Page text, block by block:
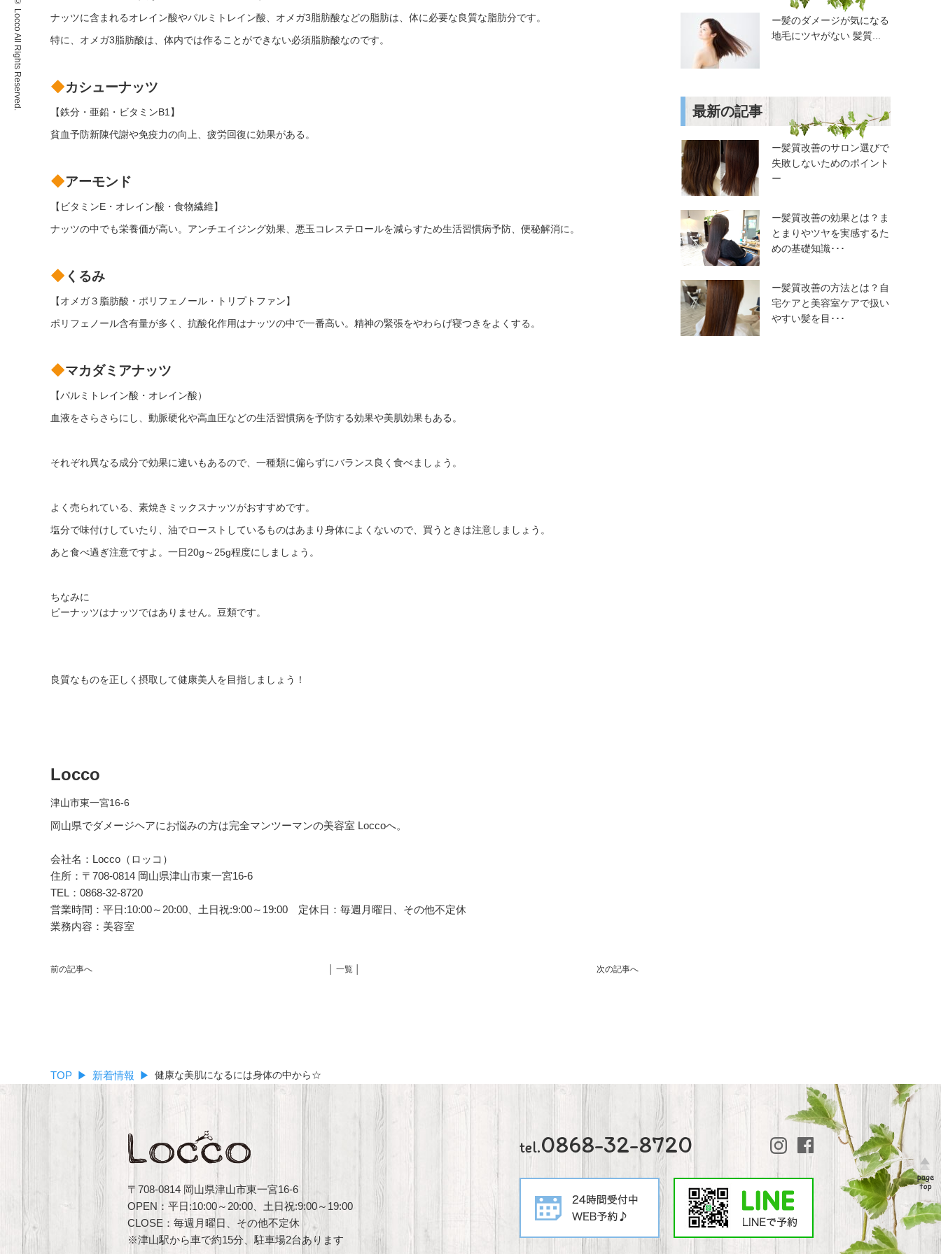
ナッツに含まれるオレイン酸やパルミトレイン酸、オメガ3脂肪酸などの脂肪は、体に必要な良質な脂肪分です。
特に、オメガ3脂肪酸は、体内では作ることができない必須脂肪酸なのです。
カシューナッツ
【鉄分・亜鉛・ビタミンB1】
貧血予防新陳代謝や免疫力の向上、疲労回復に効果がある。
アーモンド
【ビタミンE・オレイン酸・食物繊維】
ナッツの中でも栄養価が高い。アンチエイジング効果、悪玉コレステロールを減らすため生活習慣病予防、便秘解消に。
くるみ
【オメガ３脂肪酸・ポリフェノール・トリプトファン】
ポリフェノール含有量が多く、抗酸化作用はナッツの中で一番高い。精神の緊張をやわらげ寝つきをよくする。
マカダミアナッツ
【パルミトレイン酸・オレイン酸）
血液をさらさらにし、動脈硬化や高血圧などの生活習慣病を予防する効果や美肌効果もある。
それぞれ異なる成分で効果に違いもあるので、一種類に偏らずにバランス良く食べましょう。
よく売られている、素焼きミックスナッツがおすすめです。
塩分で味付けしていたり、油でローストしているものはあまり身体によくないので、買うときは注意しましょう。
あと食べ過ぎ注意ですよ。一日20g～25g程度にしましょう。
ちなみに
ピーナッツはナッツではありません。豆類です。
良質なものを正しく摂取して健康美人を目指しましょう！
Locco
津山市東一宮16-6
岡山県でダメージヘアにお悩みの方は完全マンツーマンの美容室 Loccoへ。
会社名：Locco（ロッコ）
住所：〒708-0814 岡山県津山市東一宮16-6
TEL：0868-32-8720
営業時間：平日:10:00～20:00、土日祝:9:00～19:00 定休日：毎週月曜日、その他不定休
業務内容：美容室
前の記事へ 次の記事へ
│ 一覧 │
ー髪のダメージが気になる
地毛にツヤがない 髪質...
最新の記事
ー髪質改善のサロン選びで
失敗しないためのポイント
ー
ー髪質改善の効果とは？ま
とまりやツヤを実感するた
めの基礎知識･･･
ー髪質改善の方法とは？自
宅ケアと美容室ケアで扱い
やすい髪を目･･･
TOP 新着情報 健康な美肌になるには身体の中から☆
Copyright © Locco All Rights Reserved.
〒708-0814 岡山県津山市東一宮16-6
OPEN：平日:10:00～20:00、土日祝:9:00～19:00
CLOSE：毎週月曜日、その他不定休
※津山駅から車で約15分、駐車場2台あります
tel.0868-32-8720